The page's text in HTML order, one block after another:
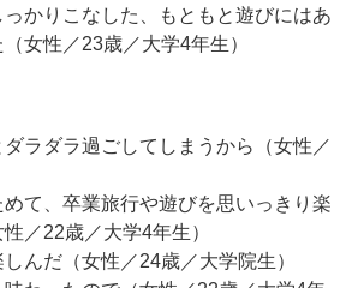
っかりこなした、もともと遊びにはあ
女性／23歳／大学4年生）
ダラダラ過ごしてしまうから（女性／
めて、卒業旅行や遊びを思いっきり楽
／22歳／大学4年生）
んだ（女性／24歳／大学院生）